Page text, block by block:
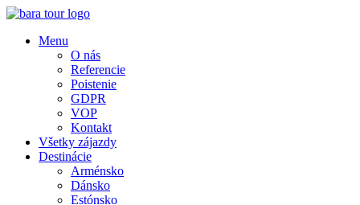
Menu
O nás
Referencie
Poistenie
GDPR
VOP
Kontakt
Všetky zájazdy
Destinácie
Arménsko
Dánsko
Estónsko